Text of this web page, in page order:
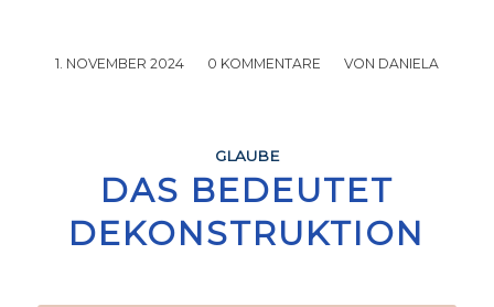
1. NOVEMBER 2024
/ 0 KOMMENTARE
/ VON DANIELA
GLAUBE
DAS BEDEUTET
DEKONSTRUKTION